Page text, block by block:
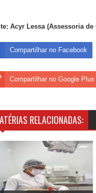
Acyr Lessa (Assessoria
Compartilhar no Facebook
Compartilhar no Google Plus
RELACIONADAS: